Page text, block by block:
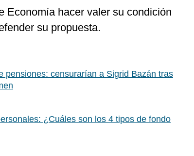
Economía hacer valer su condición
su propuesta.
pensiones: censurarían a Sigrid Bazán tras
¿Cuáles son los 4 tipos de fondo